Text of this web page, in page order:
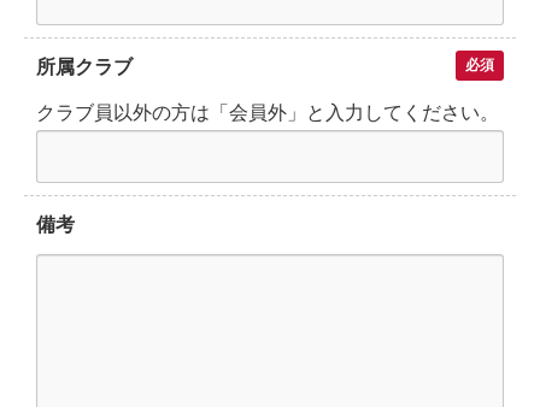
所属クラブ 必須
クラブ員以外の方は「会員外」と入力してください。
備考